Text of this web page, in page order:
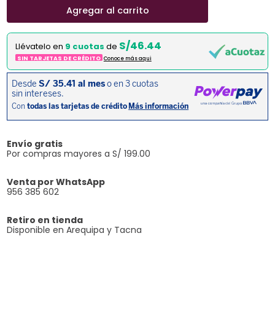
Agregar al carrito
Llévatelo en 9 cuotas de S/46.44
SIN TARJETAS DE CRÉDITO Conoce más aqui
Envío gratis
Por compras mayores a S/ 199.00
Venta por WhatsApp
956 385 602
Retiro en tienda
Disponible en Arequipa y Tacna